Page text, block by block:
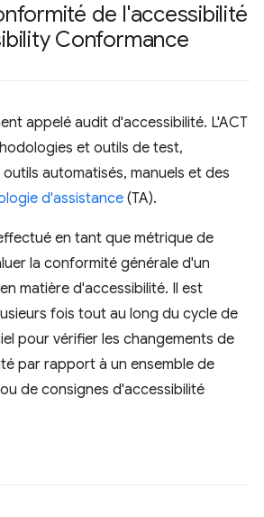
de l'accessibilité
Conformance
appelé audit d'accessibilité. L'ACT
et outils de test,
automatisés, manuels et des
d'assistance (TA).
en tant que métrique de
la conformité générale d'un
matière d'accessibilité. Il est
fois tout au long du cycle de
pour vérifier les changements de
par rapport à un ensemble de
de consignes d'accessibilité